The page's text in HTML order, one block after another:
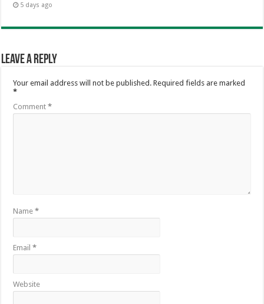
5 days ago
Leave a Reply
Your email address will not be published. Required fields are marked
*
Comment*
Name*
Email*
Website